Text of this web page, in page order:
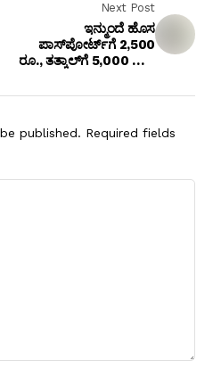
Next Post
ಇನ್ಮುಂದೆ ಹೊಸ
ಪಾಸ್‌ಪೋರ್ಟ್‌ಗೆ 2,500
ರೂ., ತತ್ಕಾಲ್‌ಗೆ 5,000 ರೂ.;
ಜಾರಿ!
published. Required fields